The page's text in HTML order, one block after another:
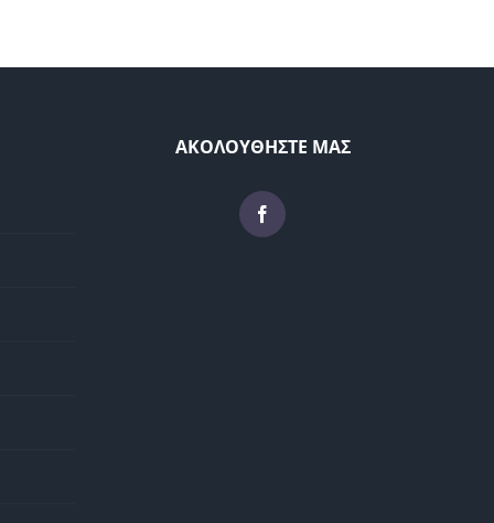
ΑΚΟΛΟΥΘΗΣΤΕ ΜΑΣ